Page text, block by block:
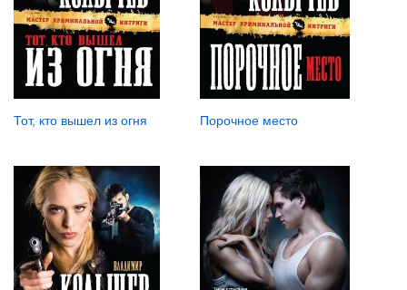
Тот, кто вышел из огня Порочное место